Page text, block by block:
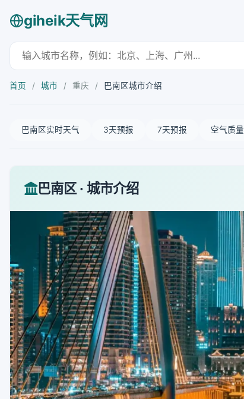
giheik天气网
首页 / 城市 / 重庆 / 巴南区城市介绍
巴南区实时天气 3天预报 7天预报 空气质量
巴南区 · 城市介绍